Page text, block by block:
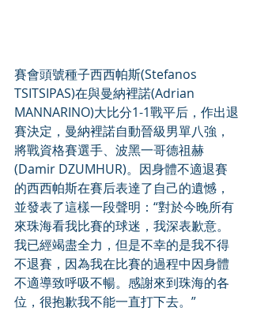
賽會頭號種子西西帕斯(Stefanos
TSITSIPAS)在與曼納裡諾(Adrian
MANNARINO)大比分1-1戰平后，作出退
賽決定，曼納裡諾自動晉級男單八強，
將戰資格賽選手、波黑一哥德祖赫
(Damir DZUMHUR)。因身體不適退賽
的西西帕斯在賽后表達了自己的遺憾，
並發表了這樣一段聲明：“對於今晚所有
來珠海看我比賽的球迷，我深表歉意。
我已經竭盡全力，但是不幸的是我不得
不退賽，因為我在比賽的過程中因身體
不適導致呼吸不暢。感謝來到珠海的各
位，很抱歉我不能一直打下去。”